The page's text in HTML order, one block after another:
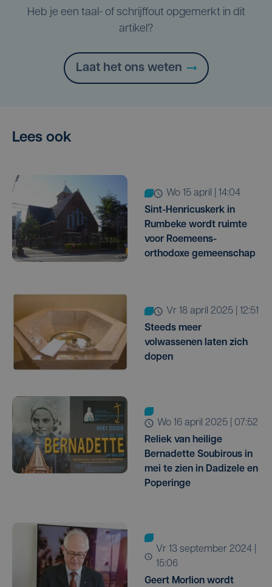
Heb je een taal- of schrijffout opgemerkt in dit
artikel?
Laat het ons weten
Lees ook
wo 15 april | 14:04
Sint-Henricuskerk in
Rumbeke wordt ruimte
voor Roemeens-
orthodoxe gemeenschap
vr 18 april 2025 | 12:51
Steeds meer
volwassenen laten zich
dopen
wo 16 april 2025 | 07:52
Reliek van heilige
Bernadette Soubirous in
mei te zien in Dadizele en
Poperinge
vr 13 september 2024 |
15:06
Geert Morlion wordt